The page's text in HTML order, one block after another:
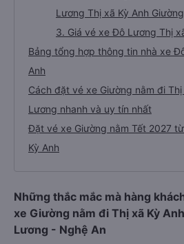
Lương Thị xã Kỳ Anh
3. Giá vé xe Đô Lương Thị
Bảng tổng hợp thông tin nhà xe
Anh
Cách đặt vé xe Giường nằm đi
Lương nhanh và uy tín nhất
Đặt vé xe Giường nằm Tết 2027
Kỳ Anh
Những thắc mắc mà hàng
xe Giường nằm đi Thị xã Kỳ
Lương - Nghệ An